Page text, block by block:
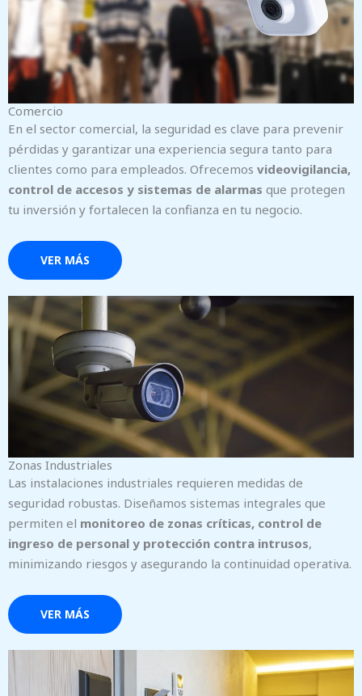
Comercio
En el sector comercial, la seguridad es clave para prevenir
pérdidas y garantizar una experiencia segura tanto para
clientes como para empleados. Ofrecemos videovigilancia,
control de accesos y sistemas de alarmas que protegen
tu inversión y fortalecen la confianza en tu negocio.
VER MÁS
Zonas Industriales
Las instalaciones industriales requieren medidas de
seguridad robustas. Diseñamos sistemas integrales que
permiten el monitoreo de zonas críticas, control de
ingreso de personal y protección contra intrusos,
minimizando riesgos y asegurando la continuidad operativa.
VER MÁS